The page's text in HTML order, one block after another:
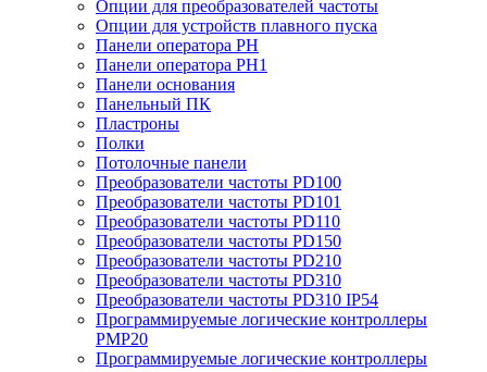
Опции для преобразователей частоты
Опции для устройств плавного пуска
Панели оператора PH
Панели оператора PH1
Панели основания
Панельный ПК
Пластроны
Полки
Потолочные панели
Преобразователи частоты PD100
Преобразователи частоты PD101
Преобразователи частоты PD110
Преобразователи частоты PD150
Преобразователи частоты PD210
Преобразователи частоты PD310
Преобразователи частоты PD310 IP54
Программируемые логические контроллеры
PMP20
Программируемые логические контроллеры